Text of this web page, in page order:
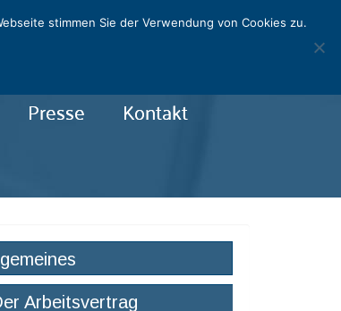
Presse Kontakt
Arbeitsvertrag
stimmen Sie der Verwendung von Cookies zu.